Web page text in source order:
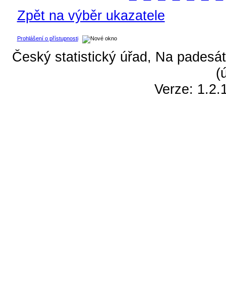
Zpět na výběr ukazatele
Prohlášení o přístupnosti
Český statistický úřad, Na
Verze: